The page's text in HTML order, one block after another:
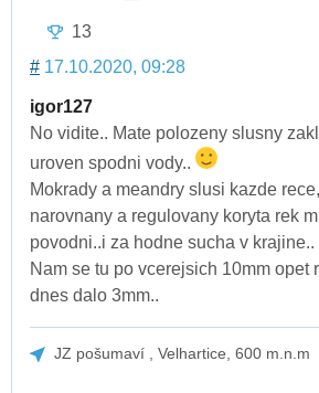
13
# 17.10.2020, 09:28
igor127
No vidite.. Mate polozeny slusny
uroven spodni vody..
Mokrady a meandry slusi kazde
narovnany a regulovany koryta rek
povodni..i za hodne sucha v krajine..
Nam se tu po vcerejsich 10mm opet
dnes dalo 3mm..
JZ pošumaví , Velhartice, 600 m.n.m